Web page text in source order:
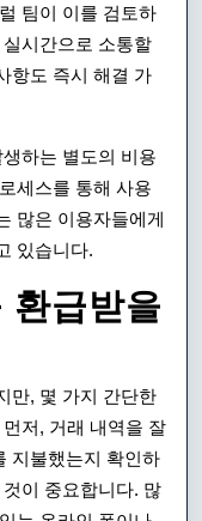
팀이 이를 검토하
시간으로 소통할
항도 즉시 해결 가
하는 별도의 비용
세스를 통해 사용
많은 이용자들에게
있습니다.
환급받을
만, 몇 가지 간단한
저, 거래 내역을 잘
지불했는지 확인하
이 중요합니다. 많